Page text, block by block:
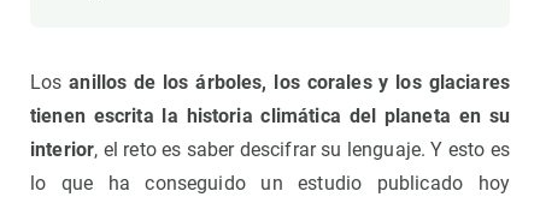
Los anillos de los árboles, los corales y los glaciares
tienen escrita la historia climática del planeta en su
interior, el reto es saber descifrar su lenguaje. Y esto es
lo que ha conseguido un estudio publicado hoy